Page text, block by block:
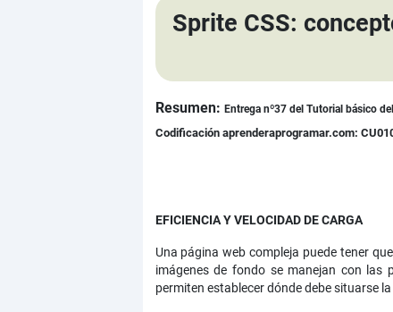
Sprite CSS:
Detalles
Resumen: Entrega nº37 del Tutorial básico
Codificación aprenderaprogramar.com:
EFICIENCIA Y VELOCIDAD DE CARGA
Una página web compleja puede tener
imágenes de fondo se manejan con las
permiten establecer dónde debe situarse